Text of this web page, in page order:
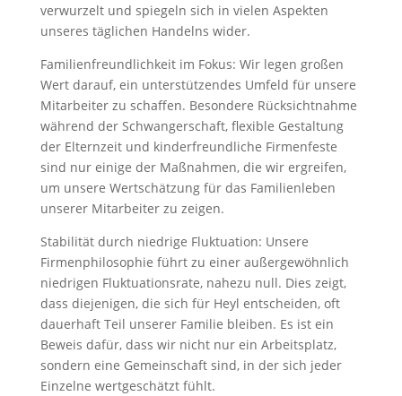
verwurzelt und spiegeln sich in vielen Aspekten
unseres täglichen Handelns wider.
Familienfreundlichkeit im Fokus: Wir legen großen
Wert darauf, ein unterstützendes Umfeld für unsere
Mitarbeiter zu schaffen. Besondere Rücksichtnahme
während der Schwangerschaft, flexible Gestaltung
der Elternzeit und kinderfreundliche Firmenfeste
sind nur einige der Maßnahmen, die wir ergreifen,
um unsere Wertschätzung für das Familienleben
unserer Mitarbeiter zu zeigen.
Stabilität durch niedrige Fluktuation: Unsere
Firmenphilosophie führt zu einer außergewöhnlich
niedrigen Fluktuationsrate, nahezu null. Dies zeigt,
dass diejenigen, die sich für Heyl entscheiden, oft
dauerhaft Teil unserer Familie bleiben. Es ist ein
Beweis dafür, dass wir nicht nur ein Arbeitsplatz,
sondern eine Gemeinschaft sind, in der sich jeder
Einzelne wertgeschätzt fühlt.